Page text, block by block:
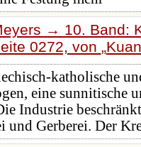
→ 10. Band:
0272, von
katholische
eine sunnitische
Industrie
und Gerberei. Der